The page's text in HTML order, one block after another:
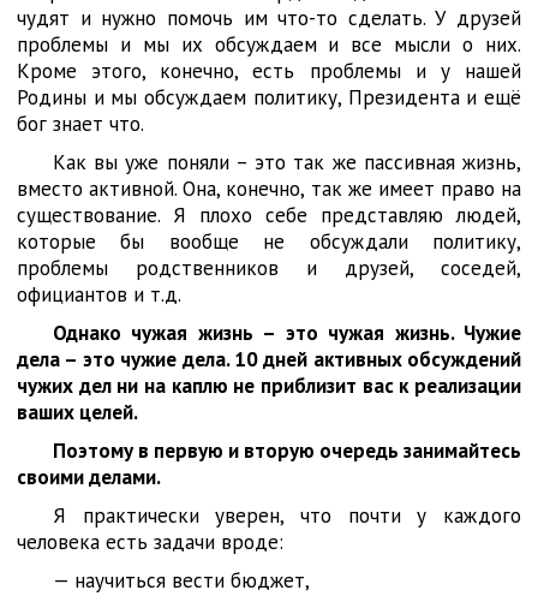
чудят и нужно помочь им что-то сделать. У друзей
проблемы и мы их обсуждаем и все мысли о них.
Кроме этого, конечно, есть проблемы и у нашей
Родины и мы обсуждаем политику, Президента и ещё
бог знает что.
Как вы уже поняли – это так же пассивная жизнь,
вместо активной. Она, конечно, так же имеет право на
существование. Я плохо себе представляю людей,
которые бы вообще не обсуждали политику,
проблемы родственников и друзей, соседей,
официантов и т.д.
Однако чужая жизнь – это чужая жизнь. Чужие
дела – это чужие дела. 10 дней активных обсуждений
чужих дел ни на каплю не приблизит вас к реализации
ваших целей.
Поэтому в первую и вторую очередь занимайтесь
своими делами.
Я практически уверен, что почти у каждого
человека есть задачи вроде:
— научиться вести бюджет,